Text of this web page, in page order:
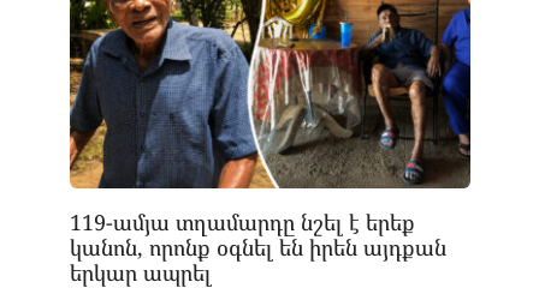
119-ամյա տղամարդը նշել է երեք
կանոն, որոնք օգնել են իրեն այդքան
երկար ապրել